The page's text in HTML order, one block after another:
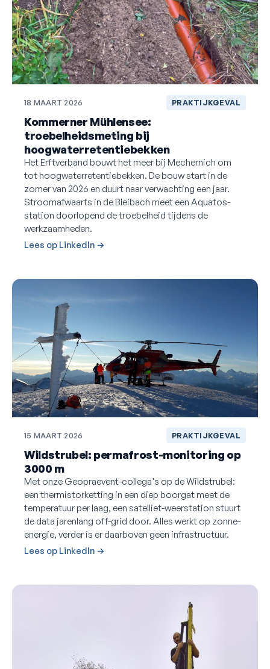
18 MAART 2026 PRAKTIJKGEVAL
Kommerner Mühlensee:
troebelheidsmeting bij
hoogwaterretentiebekken
Het Erftverband bouwt het meer bij Mechernich om
tot hoogwaterretentiebekken. De bouw start in de
zomer van 2026 en duurt naar verwachting een jaar.
Stroomafwaarts in de Bleibach meet een Aquatos-
station doorlopend de troebelheid tijdens de
werkzaamheden.
Lees op LinkedIn →
15 MAART 2026 PRAKTIJKGEVAL
Wildstrubel: permafrost-monitoring op
3000 m
Met onze Geopraevent-collega's op de Wildstrubel:
een thermistorketting in een diep boorgat meet de
temperatuur per laag, een satelliet-weerstation stuurt
de data jarenlang off-grid door. Alles werkt op zonne-
energie, verder is er daarboven geen infrastructuur.
Lees op LinkedIn →